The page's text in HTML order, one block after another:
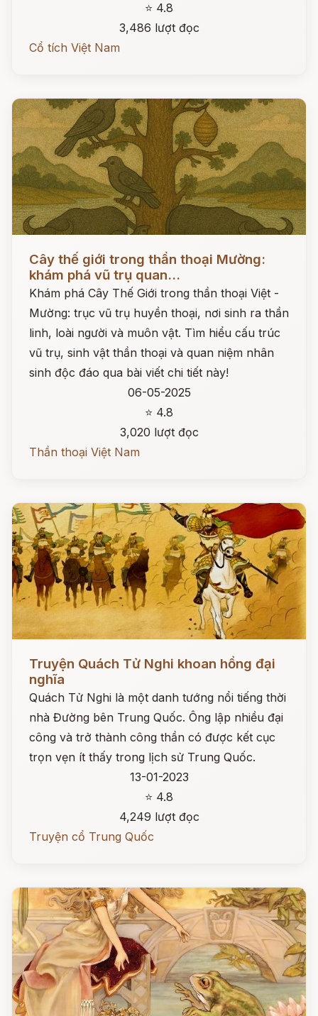
⭐ 4.8
3,486 lượt đọc
Cổ tích Việt Nam
Cây thế giới trong thần thoại Mường:
khám phá vũ trụ quan...
Khám phá Cây Thế Giới trong thần thoại Việt -
Mường: trục vũ trụ huyền thoại, nơi sinh ra thần
linh, loài người và muôn vật. Tìm hiểu cấu trúc
vũ trụ, sinh vật thần thoại và quan niệm nhân
sinh độc đáo qua bài viết chi tiết này!
06-05-2025
⭐ 4.8
3,020 lượt đọc
Thần thoại Việt Nam
Truyện Quách Tử Nghi khoan hồng đại
nghĩa
Quách Tử Nghi là một danh tướng nổi tiếng thời
nhà Đường bên Trung Quốc. Ông lập nhiều đại
công và trở thành công thần có được kết cục
trọn vẹn ít thấy trong lịch sử Trung Quốc.
13-01-2023
⭐ 4.8
4,249 lượt đọc
Truyện cổ Trung Quốc